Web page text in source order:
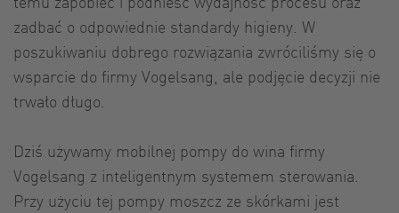
zadbać o odpowiednie standardy higieny. W
poszukiwaniu dobrego rozwiązania zwróciliśmy się o
wsparcie do firmy Vogelsang, ale podjęcie decyzji nie
trwało długo.
Dziś używamy mobilnej pompy do wina firmy
Vogelsang z inteligentnym systemem sterowania.
Przy użyciu tej pompy moszcz ze skórkami jest